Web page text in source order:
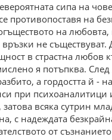
сипа на
противопоставя на
на любовта,
не съществуват.
в страстна любов
я потъпква. След
а гордостта й -
при психоаналитици
затова всяка сутрин
с надеждата
от